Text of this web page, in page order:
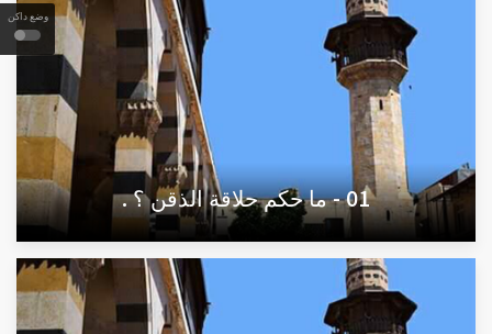
وضع داكن
01 - ما حكم حلاقة الذقن ؟ .